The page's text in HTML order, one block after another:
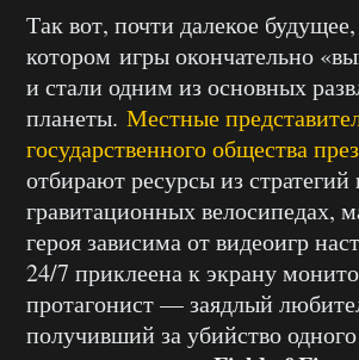
Так вот, почти далекое
котором игры окончательно
и стали одним из основных
планеты. Местные
государственного общества
отбирают ресурсы из стратегий
гравитационных велосипедах,
героя зависима от видеоигр
24/7 приклеена к экрану
протагонист — заядлый
получивший за убийство